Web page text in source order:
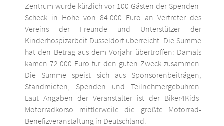
Zentrum wurde kürzlich vor 100 Gästen der Spenden-
Scheck in Höhe von 84.000 Euro an Vertreter des
Vereins der Freunde und Unterstützer der
Kinderhospizarbeit Düsseldorf überreicht. Die Summe
hat den Betrag aus dem Vorjahr übertroffen: Damals
kamen 72.000 Euro für den guten Zweck zusammen.
Die Summe speist sich aus Sponsorenbeiträgen,
Standmieten, Spenden und Teilnehmergebühren.
Laut Angaben der Veranstalter ist der Biker4Kids-
Motorradkorso mittlerweile die größte Motorrad-
Benefizveranstaltung in Deutschland.